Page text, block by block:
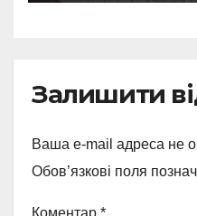
Залишити
Ваша e-mail адреса не
Обов’язкові поля
Коментар *